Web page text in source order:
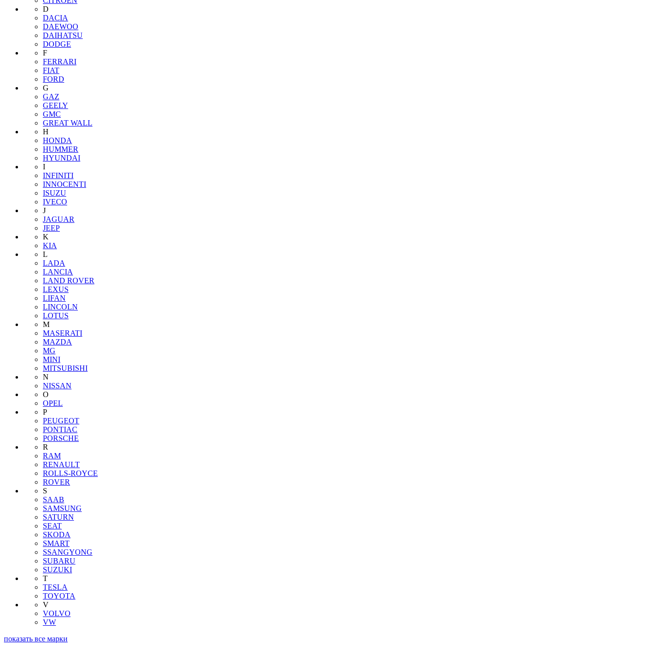
D
DACIA
DAEWOO
DAIHATSU
DODGE
F
FERRARI
FIAT
FORD
G
GAZ
GEELY
GMC
GREAT WALL
H
HONDA
HUMMER
HYUNDAI
I
INFINITI
INNOCENTI
ISUZU
IVECO
J
JAGUAR
JEEP
K
KIA
L
LADA
LANCIA
LAND ROVER
LEXUS
LIFAN
LINCOLN
LOTUS
M
MASERATI
MAZDA
MG
MINI
MITSUBISHI
N
NISSAN
O
OPEL
P
PEUGEOT
PONTIAC
PORSCHE
R
RAM
RENAULT
ROLLS-ROYCE
ROVER
S
SAAB
SAMSUNG
SATURN
SEAT
SKODA
SMART
SSANGYONG
SUBARU
SUZUKI
T
TESLA
TOYOTA
V
VOLVO
VW
показать все марки